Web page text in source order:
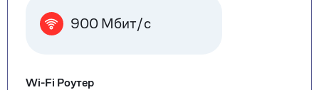
900 Мбит/с
Wi-Fi Роутер